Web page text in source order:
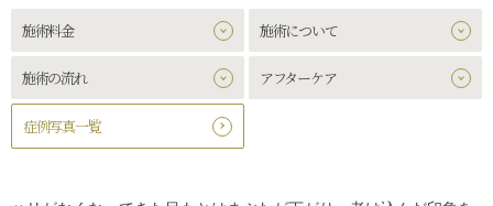
施術料金 施術について
施術の流れ アフターケア
症例写真一覧